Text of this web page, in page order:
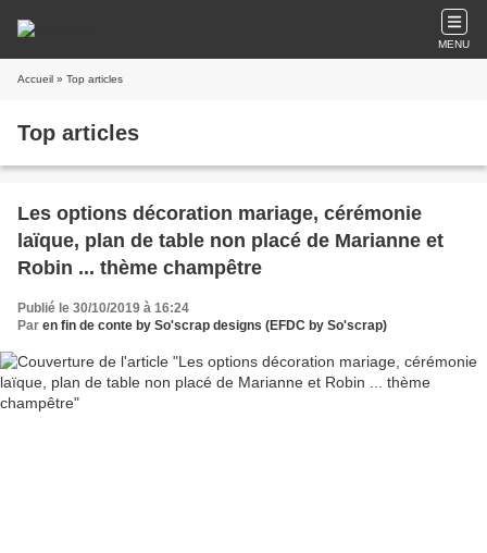
MENU
Accueil » Top articles
Top articles
Les options décoration mariage, cérémonie
laïque, plan de table non placé de Marianne et
Robin ... thème champêtre
Publié le 30/10/2019 à 16:24
Par en fin de conte by So'scrap designs (EFDC by So'scrap)